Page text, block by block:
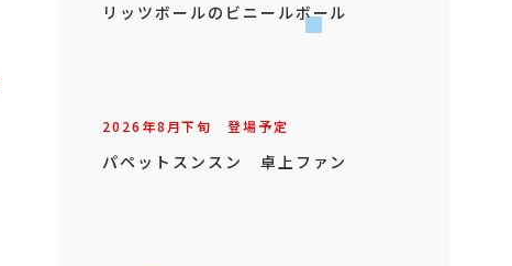
リッツボールのビニールボール
2026年8月下旬 登場予定
パペットスンスン 卓上ファン